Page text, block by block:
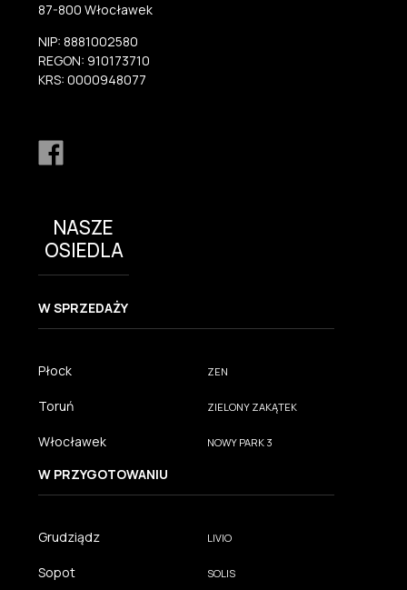
87-800 Włocławek
NIP: 8881002580
REGON: 910173710
KRS: 0000948077
NASZE
OSIEDLA
W SPRZEDAŻY
Płock ZEN
Toruń ZIELONY ZAKĄTEK
Włocławek NOWY PARK 3
W PRZYGOTOWANIU
Grudziądz LIVIO
Sopot SOLIS